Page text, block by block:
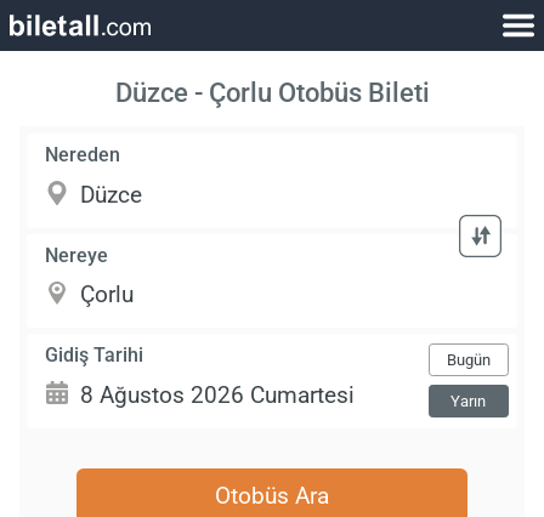
Düzce - Çorlu Otobüs Bileti
Nereden
Nereye
Gidiş Tarihi Bugün
Yarın
Otobüs Ara